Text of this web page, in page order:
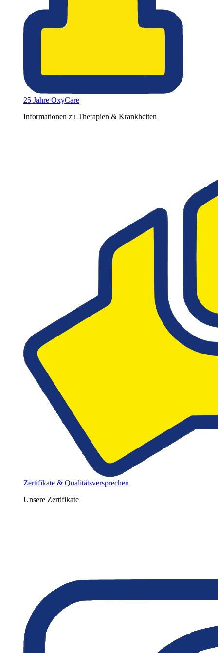
25 Jahre OxyCare
Informationen zu Therapien & Krankheiten
Zertifikate & Qualitätsversprechen
Unsere Zertifikate